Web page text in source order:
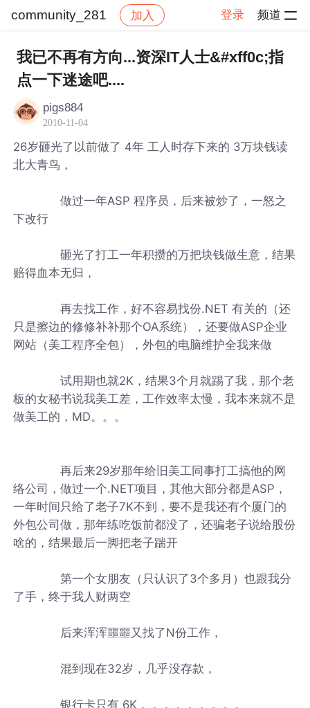
community_281 加入 登录 频道
社区 community_281 帖子详情
我已不再有方向...资深IT人士&#xff0c;指
点一下迷途吧....
pigs884
2010-11-04
26岁砸光了以前做了 4年 工人时存下来的 3万块钱读
北大青鸟，
做过一年ASP 程序员，后来被炒了，一怒之
下改行
砸光了打工一年积攒的万把块钱做生意，结果
赔得血本无归，
再去找工作，好不容易找份.NET 有关的（还
只是擦边的修修补补那个OA系统），还要做ASP企业
网站（美工程序全包），外包的电脑维护全我来做
试用期也就2K，结果3个月就踢了我，那个老
板的女秘书说我美工差，工作效率太慢，我本来就不是
做美工的，MD。。。
再后来29岁那年给旧美工同事打工搞他的网
络公司，做过一个.NET项目，其他大部分都是ASP，
一年时间只给了老子7K不到，要不是我还有个厦门的
外包公司做，那年练吃饭前都没了，还骗老子说给股份
啥的，结果最后一脚把老子踹开
第一个女朋友（只认识了3个多月）也跟我分
了手，终于我人财两空
后来浑浑噩噩又找了N份工作，
混到现在32岁，几乎没存款，
银行卡只有 6K 。。。。。。。。。